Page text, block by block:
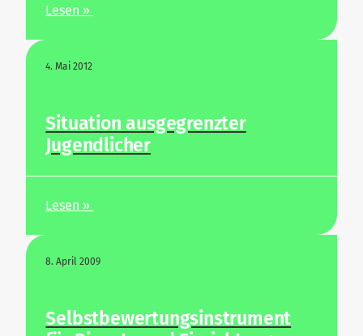
Lesen »
4. Mai 2012
Situation aus­ge­grenzter
Jugendlicher
Lesen »
8. April 2009
Selbst­be­wer­tungs­in­strument